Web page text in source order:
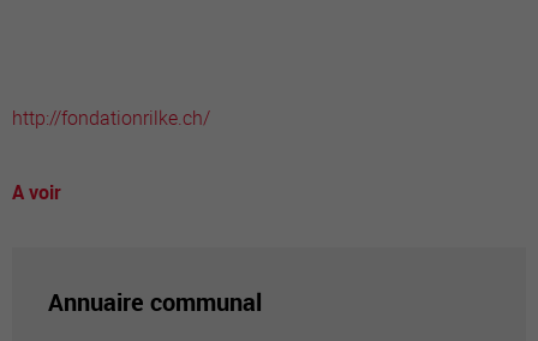
http://fondationrilke.ch/
A voir
Annuaire communal